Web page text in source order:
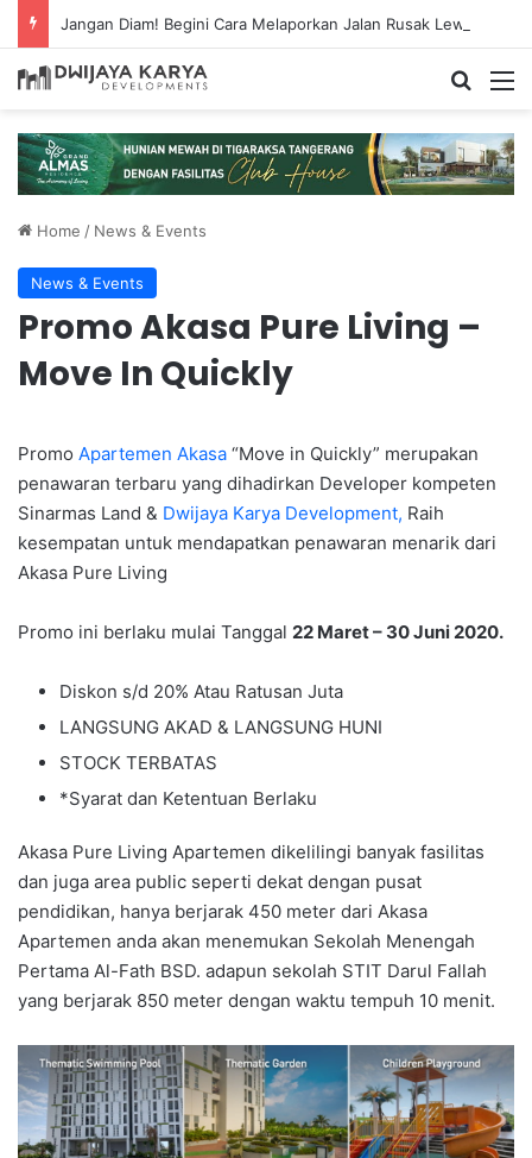
Home / News & Events
News & Events
Promo Akasa Pure Living –
Move In Quickly
Promo Apartemen Akasa “Move in Quickly” merupakan
penawaran terbaru yang dihadirkan Developer kompeten
Sinarmas Land & Dwijaya Karya Development, Raih
kesempatan untuk mendapatkan penawaran menarik dari
Akasa Pure Living
Promo ini berlaku mulai Tanggal 22 Maret – 30 Juni 2020.
Diskon s/d 20% Atau Ratusan Juta
LANGSUNG AKAD & LANGSUNG HUNI
STOCK TERBATAS
*Syarat dan Ketentuan Berlaku
Akasa Pure Living Apartemen dikelilingi banyak fasilitas
dan juga area public seperti dekat dengan pusat
pendidikan, hanya berjarak 450 meter dari Akasa
Apartemen anda akan menemukan Sekolah Menengah
Pertama Al-Fath BSD. adapun sekolah STIT Darul Fallah
yang berjarak 850 meter dengan waktu tempuh 10 menit.